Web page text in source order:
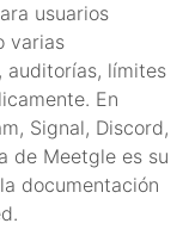
usuarios
varias
auditorías, límites
En
Signal, Discord,
de Meetgle es su
documentación